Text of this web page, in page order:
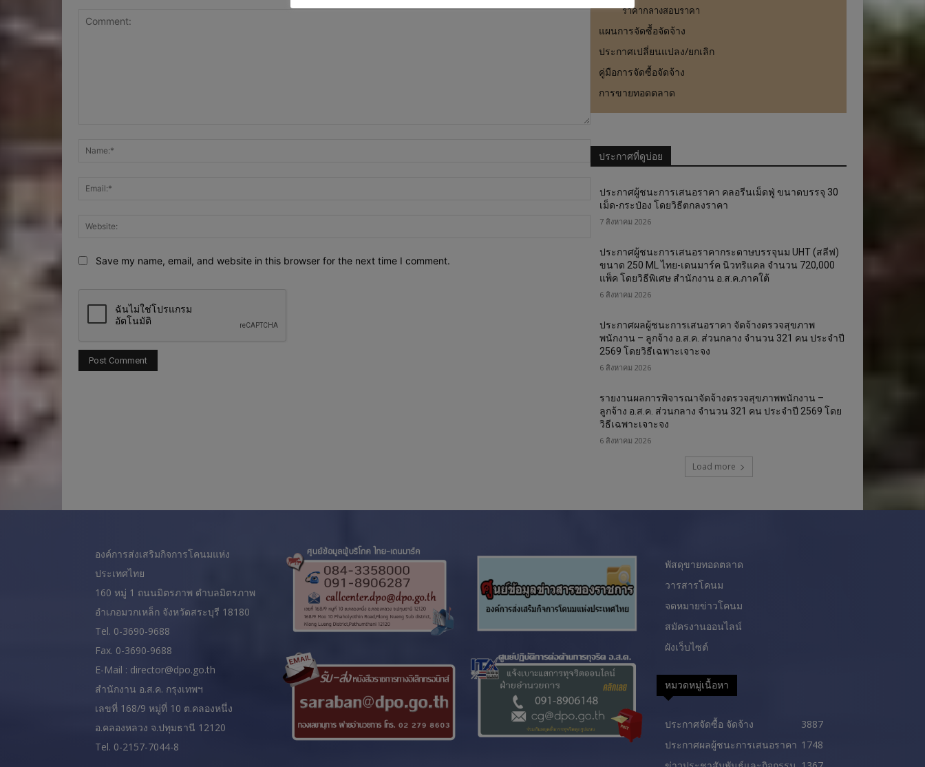
Name:*
Website:
Save my name, email, and website in this browser for the next time I comment.
ราคากลางสอบราคา
แผนการจัดซื้อจัดจ้าง
ประกาศเปลี่ยนแปลง/ยกเลิก
คู่มือการจัดซื้อจัดจ้าง
การขายทอดตลาด
ประกาศที่ดูบ่อย
ประกาศผู้ชนะการเสนอราคา คลอรีนเม็ดฟู่ ขนาดบรรจุ 30
เม็ด-กระป๋อง โดยวิธีตกลงราคา
7 สิงหาคม 2026
ประกาศผู้ชนะการเสนอราคากระดาษบรรจุนม UHT (สลีฟ)
ขนาด 250 ML ไทย-เดนมาร์ค นิวทริแคล จำนวน 720,000
แพ็ค โดยวิธีพิเศษ สำนักงาน อ.ส.ค.ภาคใต้
6 สิงหาคม 2026
ประกาศผลผู้ชนะการเสนอราคา จัดจ้างตรวจสุขภาพ
พนักงาน – ลูกจ้าง อ.ส.ค. ส่วนกลาง จำนวน 321 คน ประจำปี
2569 โดยวิธีเฉพาะเจาะจง
6 สิงหาคม 2026
รายงานผลการพิจารณาจัดจ้างตรวจสุขภาพพนักงาน –
ลูกจ้าง อ.ส.ค. ส่วนกลาง จำนวน 321 คน ประจำปี 2569 โดย
วิธีเฉพาะเจาะจง
6 สิงหาคม 2026
Load more
องค์การส่งเสริมกิจการโคนมแห่ง
ประเทศไทย
160 หมู่ 1 ถนนมิตรภาพ ตำบลมิตรภาพ
อำเภอมวกเหล็ก จังหวัดสระบุรี 18180
Tel. 0-3690-9688
Fax. 0-3690-9688
E-Mail : director@dpo.go.th
สํานักงาน อ.ส.ค. กรุงเทพฯ
เลขที่ 168/9 หมู่ที่ 10 ต.คลองหนึ่ง
อ.คลองหลวง จ.ปทุมธานี 12120
Tel. 0-2157-7044-8
พัสดุขายทอดตลาด
วารสารโคนม
จดหมายข่าวโคนม
สมัครงานออนไลน์
ผังเว็บไซต์
หมวดหมู่เนื้อหา
ประกาศจัดซื้อ จัดจ้าง
3887
ประกาศผลผู้ชนะการเสนอราคา 1748